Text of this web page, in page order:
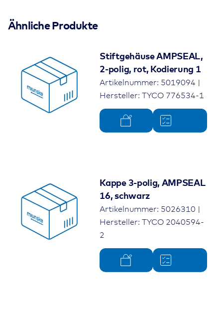
Ähnliche Produkte
Stiftgehäuse AMPSEAL,
2-polig, rot, Kodierung 1
Artikelnummer: 5019094 |
Hersteller: TYCO 776534-1
Kappe 3-polig, AMPSEAL
16, schwarz
Artikelnummer: 5026310 |
Hersteller: TYCO 2040594-
2